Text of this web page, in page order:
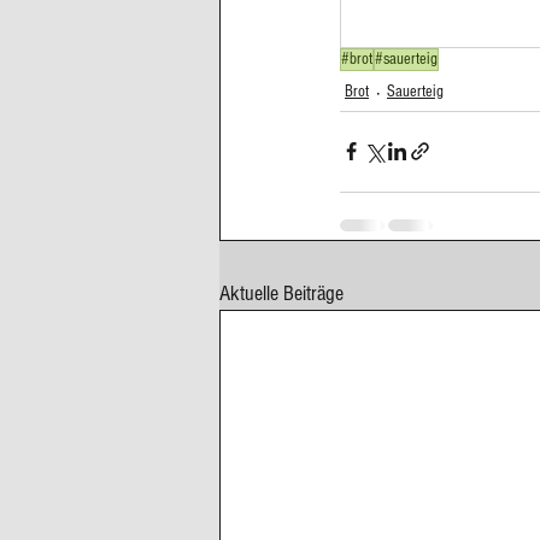
Cupcakes, Muffins Dessert
Feigen
#brot#sauerteig
Brot
Sauerteig
Aktuelle Beiträge